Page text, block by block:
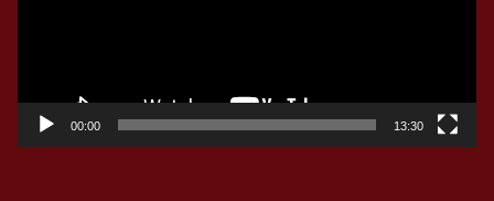
00:00 13:30